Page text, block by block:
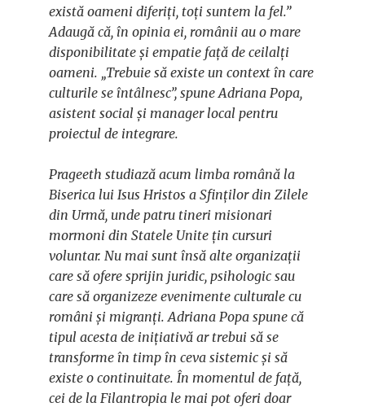
există oameni diferiți, toți suntem la fel.”
Adaugă că, în opinia ei, românii au o mare
disponibilitate și empatie față de ceilalți
oameni. „Trebuie să existe un context în care
culturile se întâlnesc”, spune Adriana Popa,
asistent social și manager local pentru
proiectul de integrare.
Prageeth studiază acum limba română la
Biserica lui Isus Hristos a Sfinților din Zilele
din Urmă, unde patru tineri misionari
mormoni din Statele Unite țin cursuri
voluntar. Nu mai sunt însă alte organizații
care să ofere sprijin juridic, psihologic sau
care să organizeze evenimente culturale cu
români și migranți. Adriana Popa spune că
tipul acesta de inițiativă ar trebui să se
transforme în timp în ceva sistemic și să
existe o continuitate. În momentul de față,
cei de la Filantropia le mai pot oferi doar